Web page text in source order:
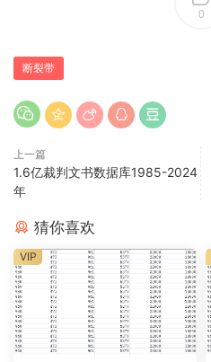
0
断裂带
上一篇
1.6亿裁判文书数据库1985-2024
年
猜你喜欢
VIP